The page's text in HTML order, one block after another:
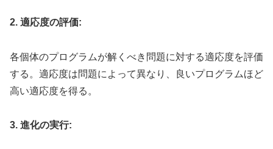
2. 適応度の評価:
各個体のプログラムが解くべき問題に対する適応度を評価
する。適応度は問題によって異なり、良いプログラムほど
高い適応度を得る。
3. 進化の実行: